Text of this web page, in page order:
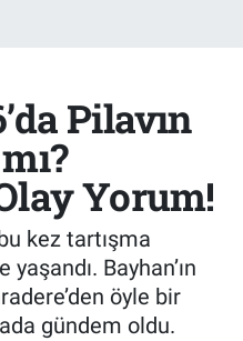
Pilavın
Yorum!
kez tartışma
Bayhan’ın
öyle bir
gündem oldu.